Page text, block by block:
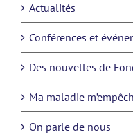
Actualités
Conférences et
Des nouvelles de
Ma maladie
On parle de nous